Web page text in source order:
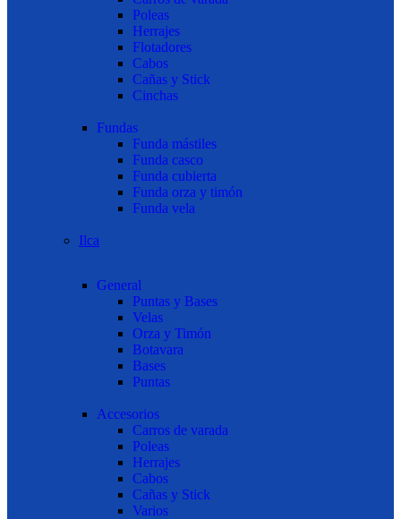
Poleas
Herrajes
Flotadores
Cabos
Cañas y Stick
Cinchas
Fundas
Funda mástiles
Funda casco
Funda cubierta
Funda orza y timón
Funda vela
Ilca
General
Puntas y Bases
Velas
Orza y Timón
Botavara
Bases
Puntas
Accesorios
Carros de varada
Poleas
Herrajes
Cabos
Cañas y Stick
Varios